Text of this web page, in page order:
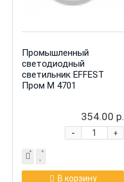
Промышленный
светодиодный
светильник EFFEST
Пром М 4701
354.00 р.
+
-
В корзину